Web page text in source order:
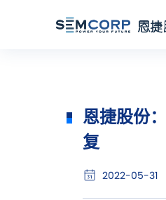
恩捷股份
复
2022-05-31